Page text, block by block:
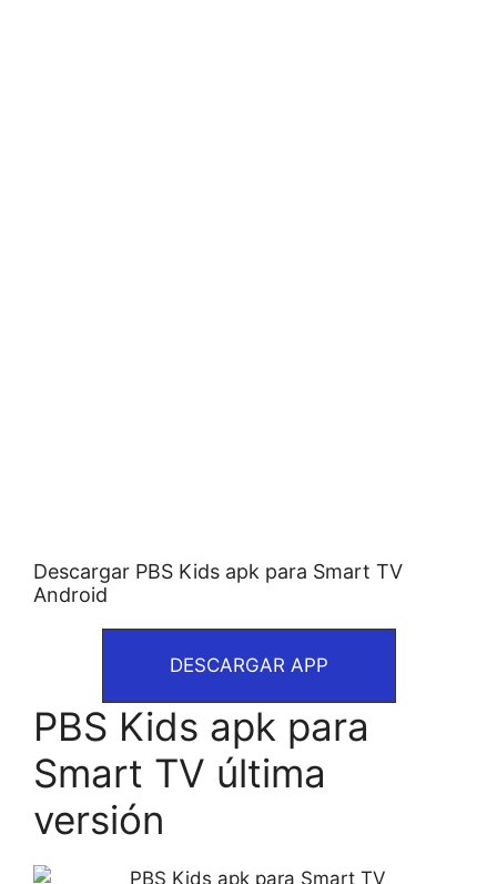
Descargar PBS Kids apk para Smart TV
Android
DESCARGAR APP
PBS Kids apk para
Smart TV última
versión